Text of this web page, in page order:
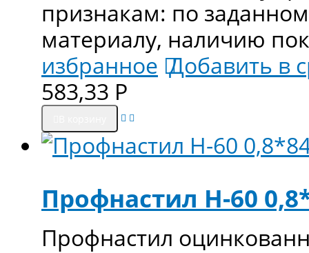
признакам: по
материалу, наличию
избранное Добавить в
583,33 Р
Профнастил Н-60
Профнастил